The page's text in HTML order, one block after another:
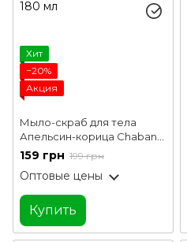
Хит
−20%
Акция
Мыло-скраб для тела
Апельсин-корица Chaban
180 мл
159 грн 199 грн
Оптовые цены
Купить